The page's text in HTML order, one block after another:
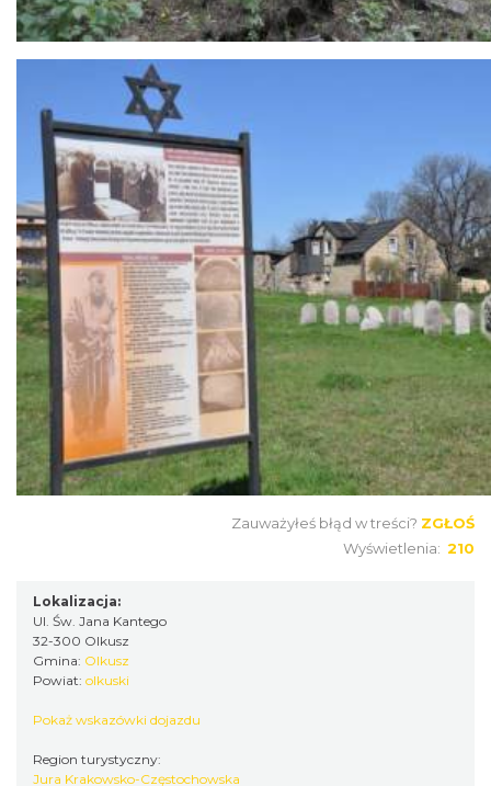
Zauważyłeś błąd w treści? ZGŁOŚ
Wyświetlenia: 210
Lokalizacja:
Ul. Św. Jana Kantego
32-300 Olkusz
Gmina: Olkusz
Powiat: olkuski
Pokaż wskazówki dojazdu
Region turystyczny:
Jura Krakowsko-Częstochowska